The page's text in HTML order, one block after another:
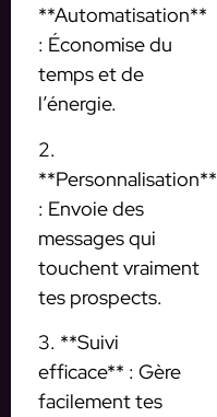
**Automatisation**
: Économise du
temps et de
l’énergie.
2.
**Personnalisation**
: Envoie des
messages qui
touchent vraiment
tes prospects.
3. **Suivi
efficace** : Gère
facilement tes